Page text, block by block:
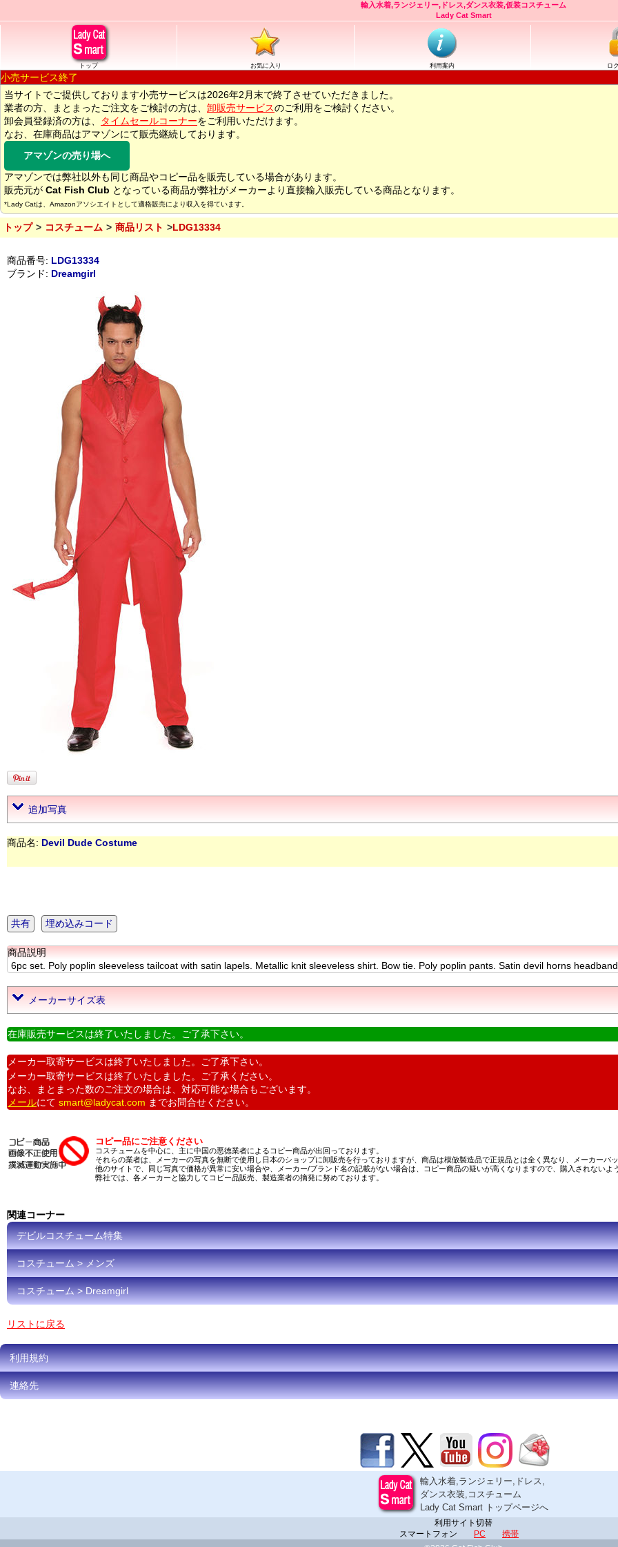
輸入水着,ランジェリー,ドレス,ダンス衣装,仮装コスチューム
Lady Cat Smart
トップ お気に入り 利用案内 ロ
小売サービス終了
当サイトでご提供しております小売サービスは2026年2月末で終了させていただきました。
業者の方、まとまったご注文をご検討の方は、 卸販売サービスのご利用をご検討ください。
卸会員登録済の方は、
タイムセールコーナーをご利用いただけます。
なお、在庫商品はアマゾンにて販売継続しております。
アマゾンの売り場へ
アマゾンでは弊社以外も同じ商品やコピー品を販売している場合があります。
販売元が Cat Fish Club となっている商品が弊社がメーカーより直接輸入販売している商品となります。
*Lady Catは、Amazonアソシエイトとして適格販売により収入を得ています。
トップ コスチューム 商品リスト LDG13334
商品番号: LDG13334
ブランド: Dreamgirl
追加写真
商品名: Devil Dude Costume
共有 埋め込みコード
商品説明
6pc set. Poly poplin sleeveless tailcoat with satin lapels. Metallic knit sleeveless shirt. Bow tie. Poly poplin pants. Satin devil horns
メーカーサイズ表
在庫販売サービスは終了いたしました。ご了承下さい。
メーカー取寄サービスは終了いたしました。ご了承下さい。
メーカー取寄サービスは終了いたしました。ご了承ください。
なお、まとまった数のご注文の場合は、対応可能な場合もございます。
メールにて smart@ladycat.com までお問合せください。
コピー品にご注意ください
コスチュームを中心に、主に中国の悪徳業者によるコピー商品が出回っております。
それらの業者は、メーカーの写真を無断で使用し日本のショップに卸販売を行っておりますが、商品は模倣製造品で正規品とは全く異なり、メーカーパ
他のサイトで、同じ写真で価格が異常に安い場合や、メーカー/ブランド名の記載がない場合は、コピー商品の疑いが高くなりますので、購入されないよ
弊社では、各メーカーと協力してコピー品販売、製造業者の摘発に努めております。
関連コーナー
デビルコスチューム特集
コスチューム > メンズ
コスチューム > Dreamgirl
リストに戻る
利用規約
連絡先
輸入水着,ランジェリー,ドレス,
ダンス衣装,コスチューム
Lady Cat Smart トップページへ
利用サイト切替
スマートフォン
PC
携帯